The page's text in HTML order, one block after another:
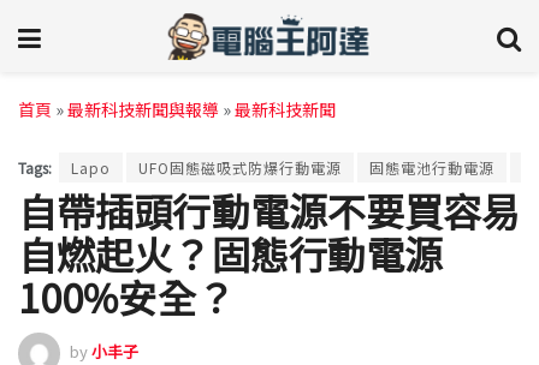
首頁 »最新科技新聞與報導 »最新科技新聞
Tags: Lapo UFO固態磁吸式防爆行動電源 固態電池行動電源
自帶插頭行動電源不要買容易
自燃起火？固態行動電源
100%安全？
by小丰子